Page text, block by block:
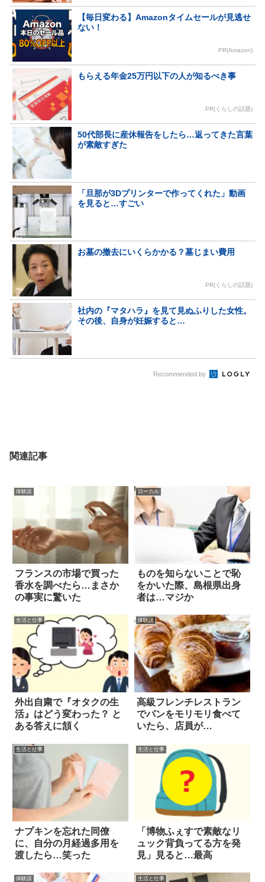
【毎日変わる】Amazonタイムセールが見逃せ
ない！
PR(Amazon)
もらえる年金25万円以下の人が知るべき事
PR(くらしの話題)
50代部長に産休報告をしたら…返ってきた言葉
が素敵すぎた
「旦那が3Dプリンターで作ってくれた」動画
を見ると…すごい
お墓の撤去にいくらかかる？墓じまい費用
PR(くらしの話題)
社内の『マタハラ』を見て見ぬふりした女性。
その後、自身が妊娠すると…
Recommended by
関連記事
体験談
フランスの市場で買った
香水を調べたら…まさか
の事実に驚いた
ローカル
ものを知らないことで恥
をかいた際、島根県出身
者は…マジか
生活と仕事
外出自粛で『オタクの生
活』はどう変わった？ と
ある答えに頷く
体験談
高級フレンチレストラン
でパンをモリモリ食べて
いたら、店員が…
生活と仕事
ナプキンを忘れた同僚
に、自分の月経過多用を
渡したら…笑った
生活と仕事
「博物ふぇすで素敵なリ
ュック背負ってる方を発
見」見ると…最高
体験談 生活と仕事